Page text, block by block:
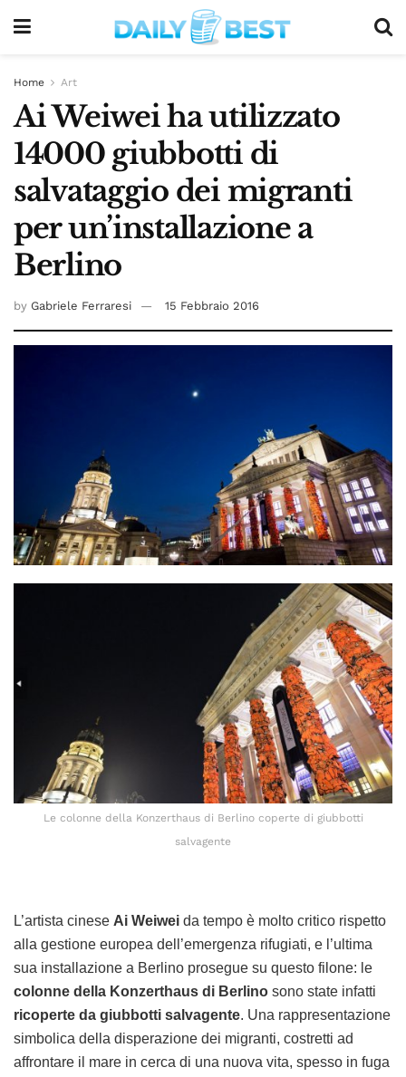
Home Art
Ai Weiwei ha utilizzato
14000 giubbotti di
salvataggio dei migranti
per un’installazione a
Berlino
by Gabriele Ferraresi 15 Febbraio 2016
Le colonne della Konzerthaus di Berlino coperte di giubbotti
salvagente
L’artista cinese Ai Weiwei da tempo è molto critico rispetto
alla gestione europea dell’emergenza rifugiati, e l’ultima
sua installazione a Berlino prosegue su questo filone: le
colonne della Konzerthaus di Berlino sono state infatti
ricoperte da giubbotti salvagente. Una rappresentazione
simbolica della disperazione dei migranti, costretti ad
affrontare il mare in cerca di una nuova vita, spesso in fuga